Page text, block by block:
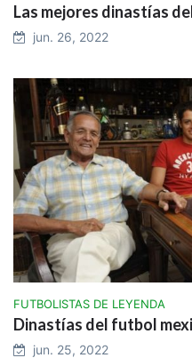
Las mejores dinastías
jun. 26, 2022
FUTBOLISTAS DE LEYENDA
Dinastías del futbol
jun. 25, 2022